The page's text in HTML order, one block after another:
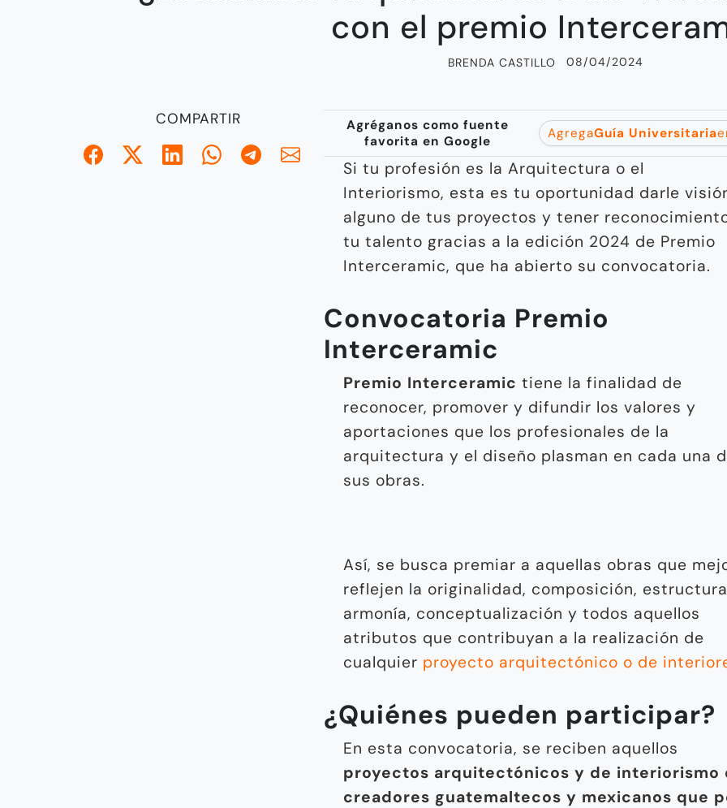
con el premio
BRENDA CASTILLO 08/04/2024
COMPARTIR
Agréganos como fuente
favorita en Google
AgregaGuía Universitaria
Si tu profesión es la Arquitectura o el
Interiorismo, esta es tu oportunidad darle
alguno de tus proyectos y tener
tu talento gracias a la edición 2024 de Premio
Interceramic, que ha abierto su convocatoria.
Convocatoria Premio
Interceramic
Premio Interceramic tiene la finalidad de
reconocer, promover y difundir los valores y
aportaciones que los profesionales de la
arquitectura y el diseño plasman en cada una
sus obras.
Así, se busca premiar a aquellas obras que
reflejen la originalidad, composición,
armonía, conceptualización y todos aquellos
atributos que contribuyan a la realización de
cualquier proyecto arquitectónico o de
¿Quiénes pueden participar?
En esta convocatoria, se reciben aquellos
proyectos arquitectónicos y de interiorismo
creadores guatemaltecos y mexicanos que